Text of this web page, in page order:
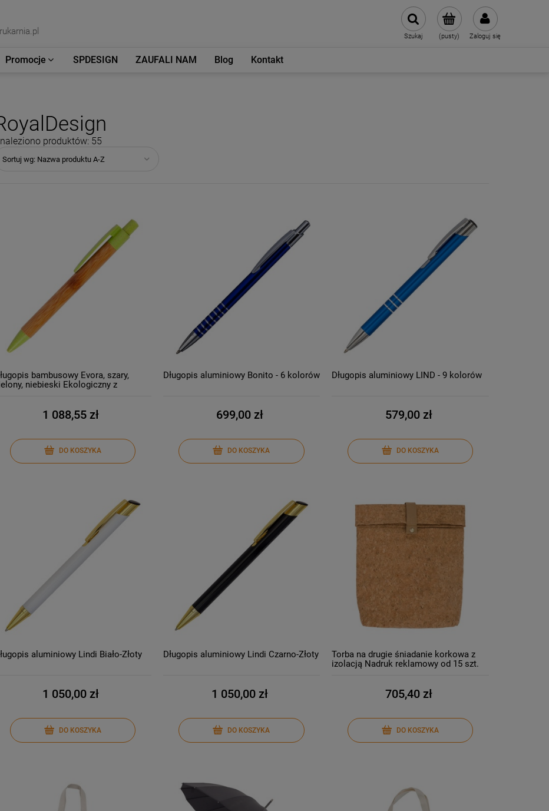
(pusty) Zaloguj się
Szukaj
Promocje SPDESIGN ZAUFALI NAM Blog Kontakt
produktów: 55
Sortuj wg: Nazwa produktu A-Z
bambusowy Evora, szary,
niebieski Ekologiczny z
1 088,55 zł
DO KOSZYKA
Długopis aluminiowy Bonito - 6 kolorów
699,00 zł
DO KOSZYKA
Długopis aluminiowy LIND - 9 kolorów
579,00 zł
DO KOSZYKA
aluminiowy Lindi Biało-Złoty
1 050,00 zł
DO KOSZYKA
Długopis aluminiowy Lindi Czarno-Złoty
1 050,00 zł
DO KOSZYKA
Torba na drugie śniadanie korkowa z
izolacją Nadruk reklamowy od 15 szt.
705,40 zł
DO KOSZYKA